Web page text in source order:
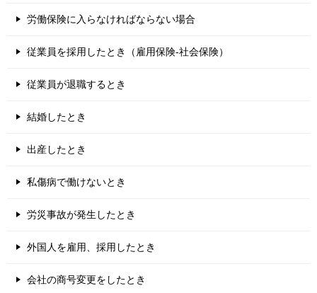
労働保険に入らなければならない場合
従業員を採用したとき（雇用保険-社会保険）
従業員が退職するとき
結婚したとき
出産したとき
私傷病で働けないとき
労災事故が発生したとき
外国人を雇用、採用したとき
会社の商号変更をしたとき